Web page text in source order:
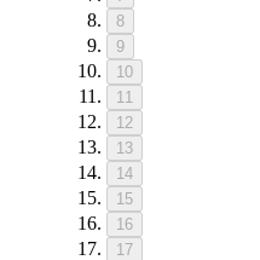
8
9
10
11
12
13
14
15
16
17